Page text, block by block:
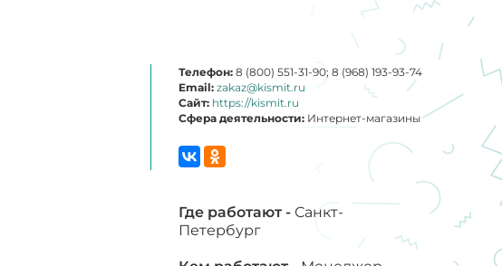
Телефон: 8 (800) 551-31-90; 8 (968) 193-93-74
Email: zakaz@kismit.ru
Сайт: https://kismit.ru
Сфера деятельности: Интернет-магазины
Где работают - Санкт-
Петербург